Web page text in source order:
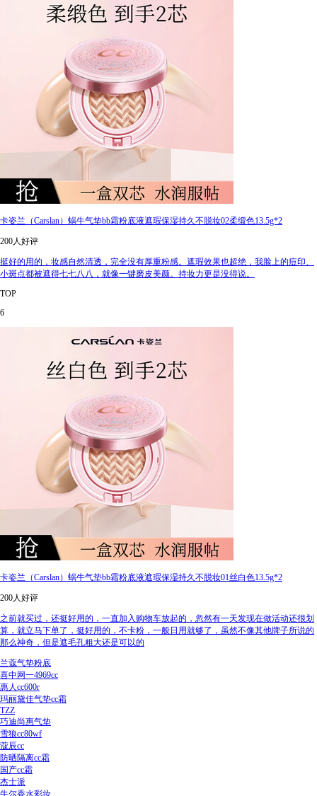
卡姿兰（Carslan）蜗牛气垫bb霜粉底液遮瑕保湿持久不脱妆02柔缎色13.5g*2
200人好评
挺好的用的，妆感自然清透，完全没有厚重粉感。遮瑕效果也超绝，我脸上的痘印、
小斑点都被遮得七七八八，就像一键磨皮美颜。持妆力更是没得说。
TOP
6
卡姿兰（Carslan）蜗牛气垫bb霜粉底液遮瑕保湿持久不脱妆01丝白色13.5g*2
200人好评
之前就买过，还挺好用的，一直加入购物车放起的，忽然有一天发现在做活动还很划
算，就立马下单了，挺好用的，不卡粉，一般日用就够了，虽然不像其他牌子所说的
那么神奇，但是遮毛孔粗大还是可以的
兰蔻气垫粉底
喜中网一4969cc
惠人cc600r
玛丽黛佳气垫cc霜
TZZ
巧迪尚惠气垫
雪狼cc80wf
蔻辰cc
防晒隔离cc霜
国产cc霜
杰士派
牛尔香水彩妆